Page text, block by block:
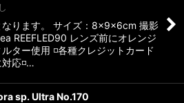
なります。 サイズ：8×9×6cm 撮影
REEFLED90 レンズ前にオレンジ
ター使用 ◽️各種クレジットカード
応◽️…
sp. Ultra No.170